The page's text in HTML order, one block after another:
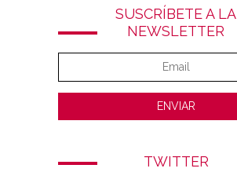
SUSCRÍBETE A LA
NEWSLETTER
TWITTER